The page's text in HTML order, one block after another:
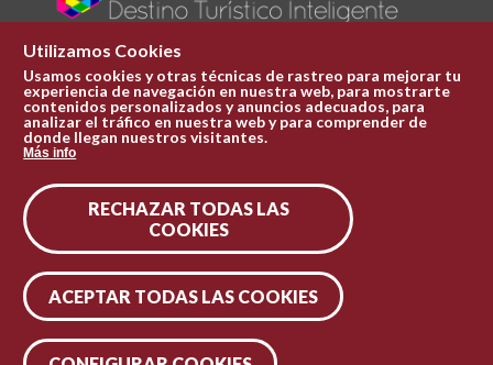
Plaza Mayor 1
969 241 051
ofi.turismo@cuenca.es
Síguenos en las redes
Utilizamos Cookies
Usamos cookies y otras técnicas de rastreo para mejorar tu
experiencia de navegación en nuestra web, para mostrarte
contenidos personalizados y anuncios adecuados, para
analizar el tráfico en nuestra web y para comprender de
donde llegan nuestros visitantes.
Más info
RECHAZAR TODAS LAS
COOKIES
ACEPTAR TODAS LAS COOKIES